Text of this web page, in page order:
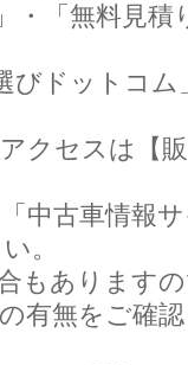
・「無料見積
びドットコ
クセスは【
中古車情報
。
もあります
有無をご確